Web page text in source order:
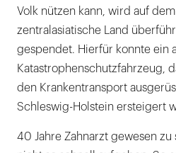
Volk nützen kann, wird auf
zentralasiatische Land
gespendet. Hierfür konnte ein
Katastrophenschutzfahrzeug,
den Krankentransport
Schleswig-Holstein ersteigert
40 Jahre Zahnarzt gewesen zu